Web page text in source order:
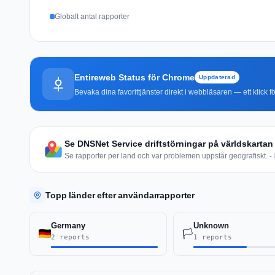
Globalt antal rapporter
Entireweb Status för Chrome Uppdaterad
Bevaka dina favorittjänster direkt i webbläsaren — ett klick
Se DNSNet Service driftstörningar på världskartan
Se rapporter per land och var problemen uppstår geografiskt.
Topp länder efter användarrapporter
Germany
2 reports 🏳️
Unknown
1 reports